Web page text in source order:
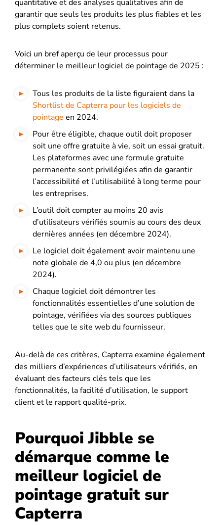
quantitative et des analyses qualitatives afin de
garantir que seuls les produits les plus fiables et les
plus complets soient retenus.
Voici un bref aperçu de leur processus pour
déterminer le meilleur logiciel de pointage de 2025 :
Tous les produits de la liste figuraient dans la
Shortlist de Capterra pour les logiciels de
pointage en 2024.
Pour être éligible, chaque outil doit proposer
soit une offre gratuite à vie, soit un essai gratuit.
Les plateformes avec une formule gratuite
permanente sont privilégiées afin de garantir
l’accessibilité et l’utilisabilité à long terme pour
les entreprises.
L’outil doit compter au moins 20 avis
d’utilisateurs vérifiés soumis au cours des deux
dernières années (en décembre 2024).
Le logiciel doit également avoir maintenu une
note globale de 4,0 ou plus (en décembre
2024).
Chaque logiciel doit démontrer les
fonctionnalités essentielles d’une solution de
pointage, vérifiées via des sources publiques
telles que le site web du fournisseur.
Au-delà de ces critères, Capterra examine également
des milliers d’expériences d’utilisateurs vérifiés, en
évaluant des facteurs clés tels que les
fonctionnalités, la facilité d’utilisation, le support
client et le rapport qualité-prix.
Pourquoi Jibble se
démarque comme le
meilleur logiciel de
pointage gratuit sur
Capterra